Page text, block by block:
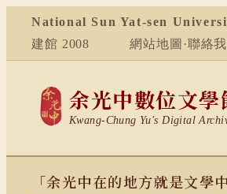
National Sun Yat-sen
建館 2008
網站地圖 ·聯絡
余光中數位文學
Kwang-Chung Yu's Digital
「余光中在的地方就是文學